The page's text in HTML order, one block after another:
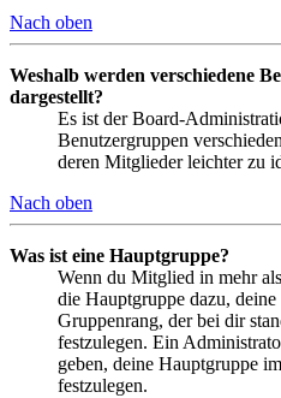
Nach oben
Weshalb werden verschiedene
dargestellt?
Es ist der Board-
Benutzergruppen
deren Mitglieder leichter zu
Nach oben
Was ist eine Hauptgruppe?
Wenn du Mitglied in mehr
die Hauptgruppe dazu,
Gruppenrang, der bei dir
festzulegen. Ein
geben, deine Hauptgruppe
festzulegen.